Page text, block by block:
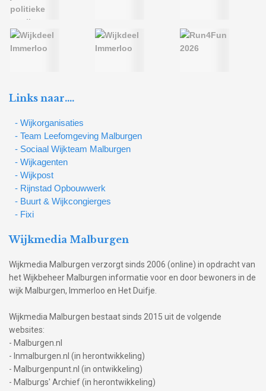
Links naar….
- Wijkorganisaties
- Team Leefomgeving Malburgen
- Sociaal Wijkteam Malburgen
- Wijkagenten
- Wijkpost
- Rijnstad Opbouwwerk
- Buurt & Wijkcongierges
- Fixi
Wijkmedia Malburgen
Wijkmedia Malburgen verzorgt sinds 2006 (online) in opdracht van
het Wijkbeheer Malburgen informatie voor en door bewoners in de
wijk Malburgen, Immerloo en Het Duifje.
Wijkmedia Malburgen bestaat sinds 2015 uit de volgende
websites:
- Malburgen.nl
- Inmalburgen.nl (in herontwikkeling)
- Malburgenpunt.nl (in ontwikkeling)
- Malburgs' Archief (in herontwikkeling)